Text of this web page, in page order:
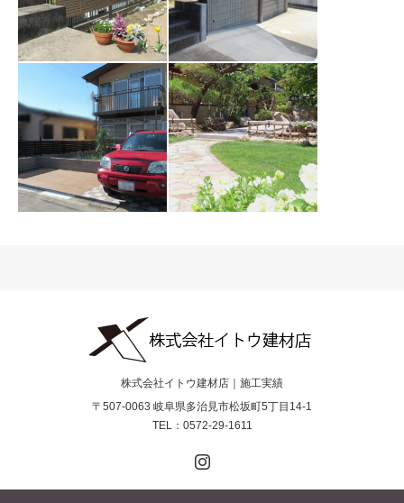
【CASE136】多治
見市 H様
【CASE133】多治
見市M様
見市 K様
株式会社イトウ建材店｜施工実績
〒507-0063 岐阜県多治見市松坂町5丁目14-1
TEL：0572-29-1611